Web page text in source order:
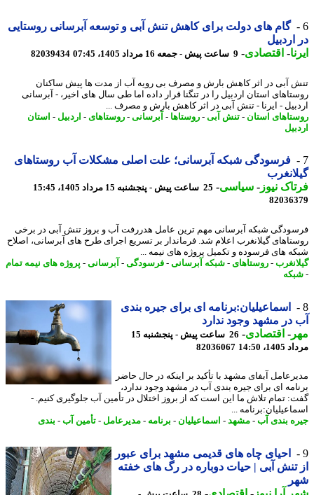
گام های دولت برای کاهش تنش آبی و توسعه آبرسانی روستایی
-اقتصادی-9 ساعت پیش - جمعه 16 مرداد 1405، 07:45 82039434
آبی در اثر کاهش بارش و مصرف بی رویه آب از مدت ها پیش ساکنان
استان اردبیل را در تنگنا قرار داده اما طی سال های اخیر، - آبرسانی
- ایرنا - تنش آبی در اثر کاهش بارش و مصرف ...
استان-تنش آبی- روستاها-آبرسانی-روستاهای-اردبیل -استان
فرسودگی شبکه آبرسانی؛ علت اصلی مشکلات آب روستاهای
نیوز-سیاسی-25 ساعت پیش - پنجشنبه 15 مرداد 1405، 15:45
شبکه آبرسانی مهم ترین عامل هدررفت آب و بروز تنش آبی در برخی
گیلانغرب اعلام شد. فرماندار بر تسریع اجرای طرح های آبرسانی، اصلاح
های فرسوده و تکمیل پروژه های نیمه ...
- روستاهای-شبکه آبرسانی-فرسودگی-آبرسانی-پروژه های نیمه تمام
اسماعیلیان:برنامه ای برای جیره بندی
در مشهد وجود ندارد
-اقتصادی-
26 ساعت پیش - پنجشنبه 15
14:50
82036067
آبفای مشهد با تأکید بر اینکه در حال حاضر
ای برای جیره بندی آب در مشهد وجود ندارد،
تمام تلاش ما این است که از بروز اختلال در تأمین آب جلوگیری کنیم. -
...
بندی آب- مشهد-اسماعیلیان-برنامه -مدیرعامل-تأمین آب- بندی
احیای چاه های قدیمی مشهد برای عبور
تنش آبی | حیات دوباره در رگ های خفته